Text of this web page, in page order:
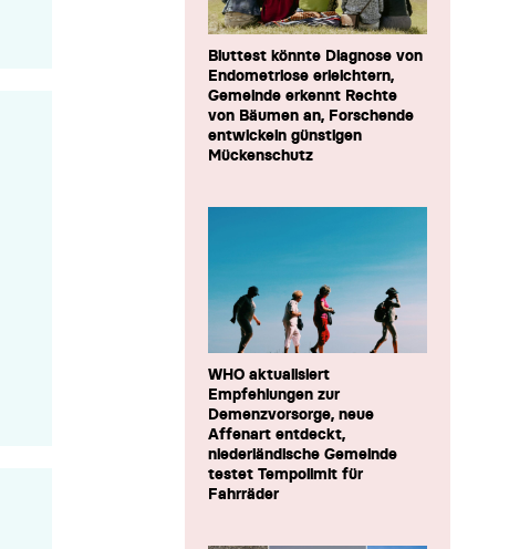
Bluttest könnte Diagnose von
Endometriose erleichtern,
Gemeinde erkennt Rechte
von Bäumen an, Forschende
entwickeln günstigen
Mückenschutz
WHO aktualisiert
Empfehlungen zur
Demenzvorsorge, neue
Affenart entdeckt,
niederländische Gemeinde
testet Tempolimit für
Fahrräder